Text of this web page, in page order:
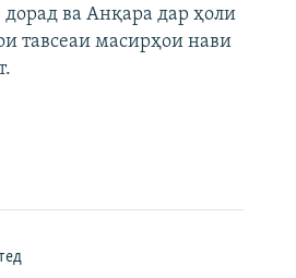
ва Анқара дар ҳоли
тавсеаи масирҳои нави